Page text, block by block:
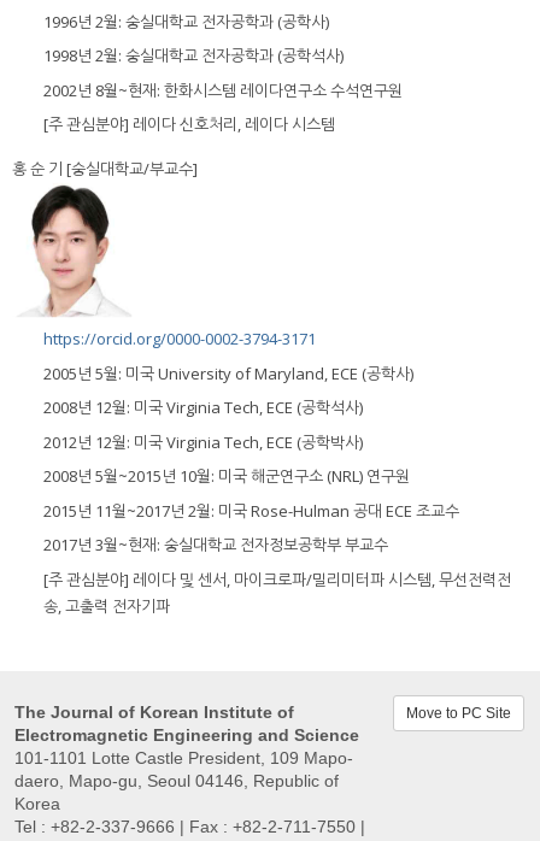
1996년 2월: 숭실대학교 전자공학과 (공학사)
1998년 2월: 숭실대학교 전자공학과 (공학석사)
2002년 8월~현재: 한화시스템 레이다연구소 수석연구원
[주 관심분야] 레이다 신호처리, 레이다 시스템
홍 순 기 [숭실대학교/부교수]
https://orcid.org/0000-0002-3794-3171
2005년 5월: 미국 University of Maryland, ECE (공학사)
2008년 12월: 미국 Virginia Tech, ECE (공학석사)
2012년 12월: 미국 Virginia Tech, ECE (공학박사)
2008년 5월~2015년 10월: 미국 해군연구소 (NRL) 연구원
2015년 11월~2017년 2월: 미국 Rose-Hulman 공대 ECE 조교수
2017년 3월~현재: 숭실대학교 전자정보공학부 부교수
[주 관심분야] 레이다 및 센서, 마이크로파/밀리미터파 시스템, 무선전력전
송, 고출력 전자기파
The Journal of Korean Institute of
Electromagnetic Engineering and Science
101-1101 Lotte Castle President, 109 Mapo-
daero, Mapo-gu, Seoul 04146, Republic of
Korea
Tel : +82-2-337-9666 | Fax : +82-2-711-7550 |
Move to PC Site